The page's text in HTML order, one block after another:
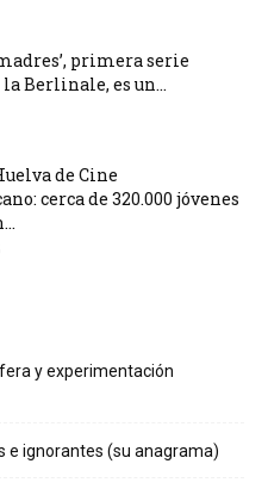
primera serie
Berlinale, es un...
de Cine
cerca de 320.000 jóvenes
y experimentación
e ignorantes (su anagrama)